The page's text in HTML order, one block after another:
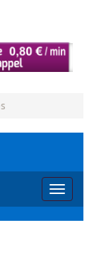
Toggle